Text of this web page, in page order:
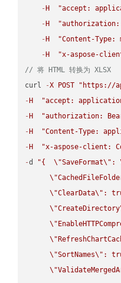
- H
"accept:
- H
"authorization:
- H
"Content-
- H
"x-aspose-
// 将 HTML 转换为 XLSX
curl
-X POST
"https://
- H
"accept:
- H
"authorization:
- H
"Content-Type:
- H
"x-aspose-client:
-d "{ \"SaveFormat\" :
\"
\"ClearData\" :
\"CreateDirectory
\"
\"
\"SortNames\" :
\"